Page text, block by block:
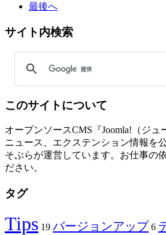
最後へ
サイト内検索
このサイトについて
オープンソースCMS『Joomla!（ジ
ニュース、エクステンション情報を
そぷらが運営しています。お仕事の
ださい。
タグ
Tips 19 バージョンアップ 6